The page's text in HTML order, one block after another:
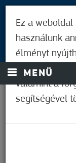
MENÜ
Ez a
használunk
élményt
és a
valamint a
segítségével